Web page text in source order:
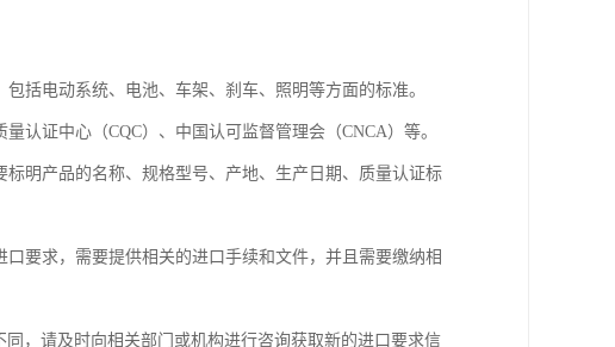
括电动系统、电池、车架、刹车、照明等方面的标准。
认证中心（CQC）、中国认可监督管理会（CNCA）等。
明产品的名称、规格型号、产地、生产日期、质量认证标
要求，需要提供相关的进口手续和文件，并且需要缴纳相
，请及时向相关部门或机构进行咨询获取新的进口要求信